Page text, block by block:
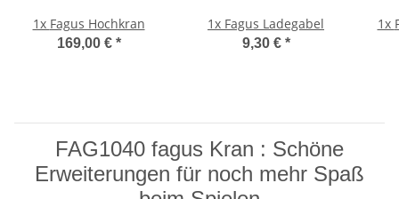
1x Fagus Hochkran
169,00 € *
1x Fagus Ladegabel
9,30 € *
1x
FAG1040 fagus Kran : Schöne
Erweiterungen für noch mehr Spaß